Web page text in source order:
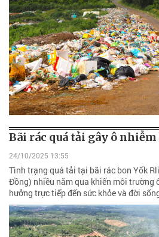
Bãi rác quá tải gây ô
24/10/2025 13:55
Tình trạng quá tải tại bãi rác bon Yốk
Đồng) nhiều năm qua khiến môi trường
hưởng trực tiếp đến sức khỏe và đời